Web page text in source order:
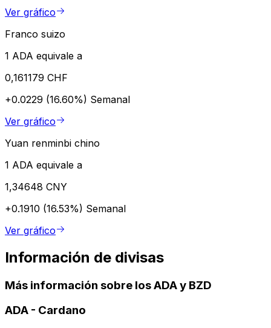
Ver gráfico
Franco suizo
1 ADA equivale a
0,161179 CHF
+0.0229 (16.60%) Semanal
Ver gráfico
Yuan renminbi chino
1 ADA equivale a
1,34648 CNY
+0.1910 (16.53%) Semanal
Ver gráfico
Información de divisas
Más información sobre los ADA y BZD
ADA - Cardano